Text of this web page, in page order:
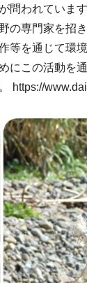
問われていま
の専門家を招
等を通じて環
にこの活動を
https://